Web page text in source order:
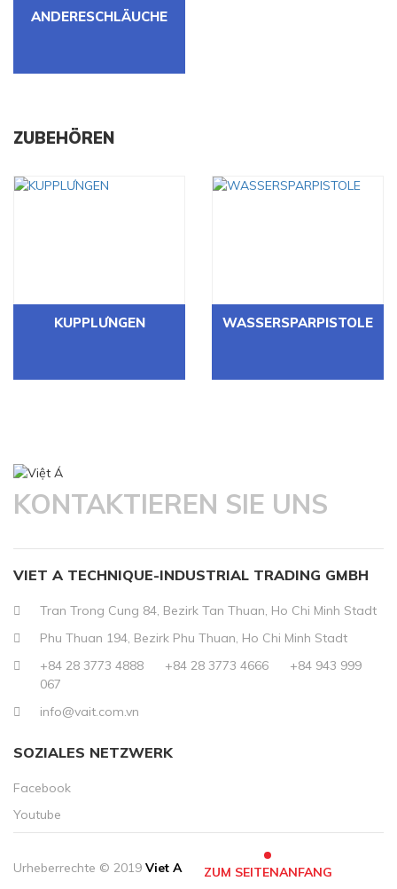
ANDERESCHLÄUCHE
ZUBEHÖREN
KUPPLƯNGEN WASSERSPARPISTOLE
KONTAKTIEREN SIE UNS
VIET A TECHNIQUE-INDUSTRIAL TRADING GMBH
Tran Trong Cung 84, Bezirk Tan Thuan, Ho Chi Minh Stadt
Phu Thuan 194, Bezirk Phu Thuan, Ho Chi Minh Stadt
+84 28 3773 4888
+84 28 3773 4666
+84 943 999
067
info@vait.com.vn
SOZIALES NETZWERK
Facebook
Youtube
ZUM SEITENANFANG
Urheberrechte © 2019 Viet A